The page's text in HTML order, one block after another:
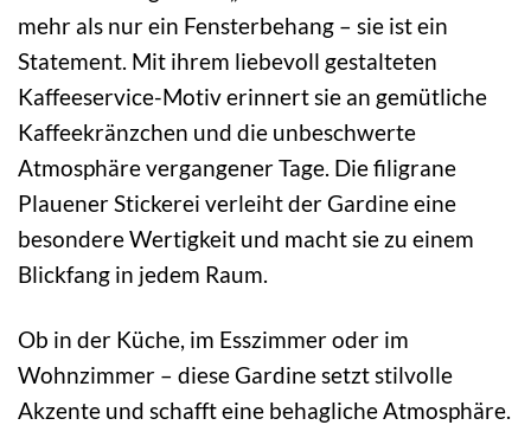
mehr als nur ein Fensterbehang – sie ist ein
Statement. Mit ihrem liebevoll gestalteten
Kaffeeservice-Motiv erinnert sie an gemütliche
Kaffeekränzchen und die unbeschwerte
Atmosphäre vergangener Tage. Die filigrane
Plauener Stickerei verleiht der Gardine eine
besondere Wertigkeit und macht sie zu einem
Blickfang in jedem Raum.
Ob in der Küche, im Esszimmer oder im
Wohnzimmer – diese Gardine setzt stilvolle
Akzente und schafft eine behagliche Atmosphäre.